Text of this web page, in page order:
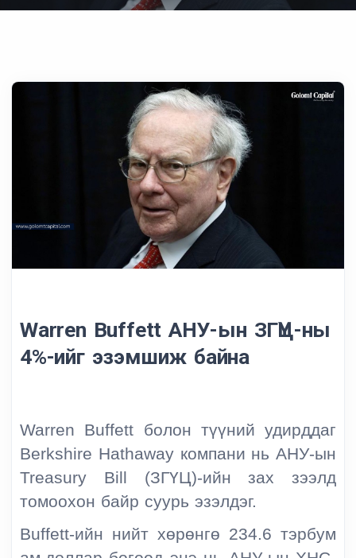
Warren Buffett АНУ-ын ЗГҮЦ-ны
4%-ийг эзэмшиж байна
Warren Buffett болон түүний удирддаг
Berkshire Hathaway компани нь АНУ-ын
Treasury Bill (ЗГҮЦ)-ийн зах зээлд
томоохон байр суурь эзэлдэг.
Buffett-ийн нийт хөрөнгө 234.6 тэрбум